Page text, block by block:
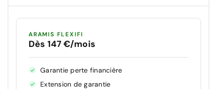
ARAMIS FLEXIFI
Dès 147 €/mois
Garantie perte financière
Extension de garantie